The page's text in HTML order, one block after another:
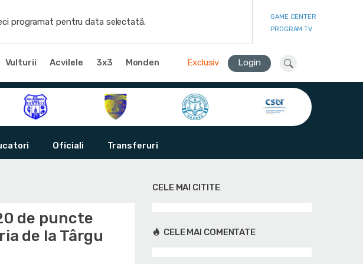
programat pentru data selectată.
GAME CENTER
PROGRAM TV
Vulturii Acvilele 3x3 Monden Exclusiv Login
Oficiali Transferuri
de puncte
de la Târgu
CELE MAI CITITE
CELE MAI COMENTATE